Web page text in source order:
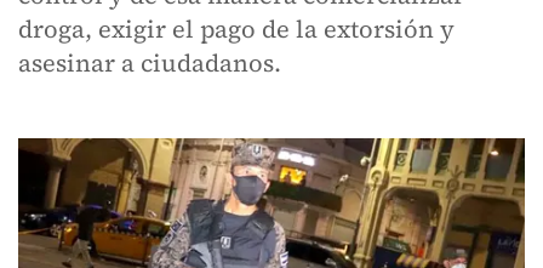
droga, exigir el pago de la extorsión y
asesinar a ciudadanos.